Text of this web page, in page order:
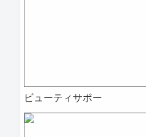
ビューティサポー